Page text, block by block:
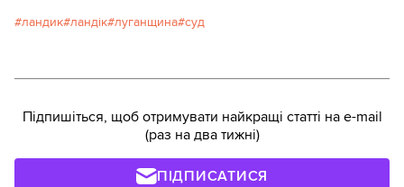
ландик ландік луганщина суд
Підпишіться, щоб отримувати найкращі статті на e-mail
(раз на два тижні)
ПІДПИСАТИСЯ